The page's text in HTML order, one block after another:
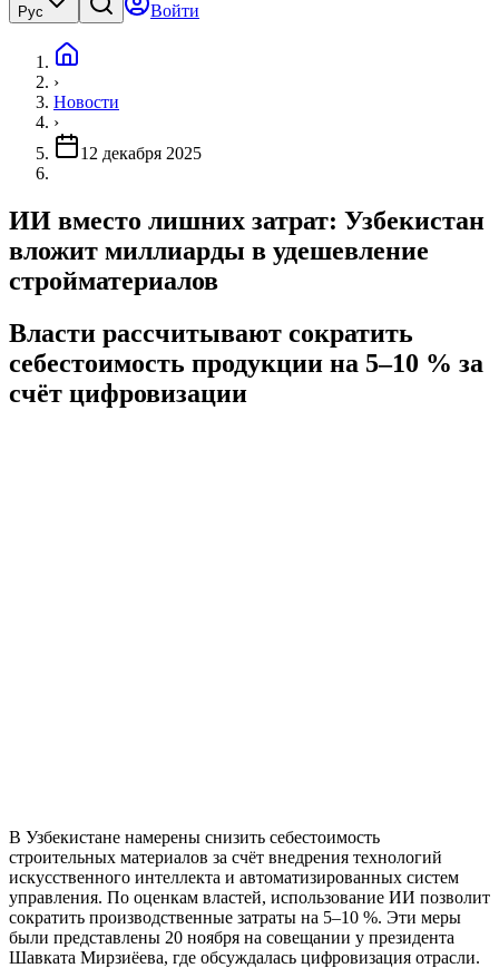
Рус Войти
›
Новости
›
12 декабря 2025
ИИ вместо лишних затрат: Узбекистан
вложит миллиарды в удешевление
стройматериалов
Власти рассчитывают сократить
себестоимость продукции на 5–10 % за
счёт цифровизации
В Узбекистане намерены снизить себестоимость
строительных материалов за счёт внедрения технологий
искусственного интеллекта и автоматизированных систем
управления. По оценкам властей, использование ИИ позволит
сократить производственные затраты на 5–10 %. Эти меры
были представлены 20 ноября на совещании у президента
Шавката Мирзиёева, где обсуждалась цифровизация отрасли.